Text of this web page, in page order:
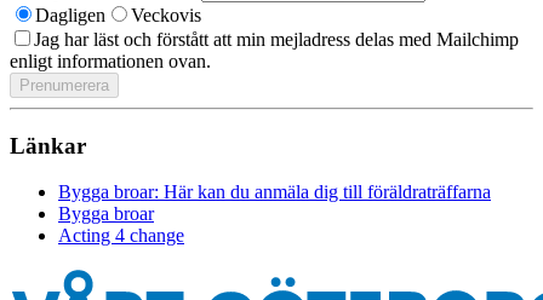
Dagligen
Veckovis
Jag har läst och förstått att min mejladress delas med Mailchimp
enligt informationen ovan.
Länkar
Bygga broar: Här kan du anmäla dig till föräldraträffarna
Bygga broar
Acting 4 change